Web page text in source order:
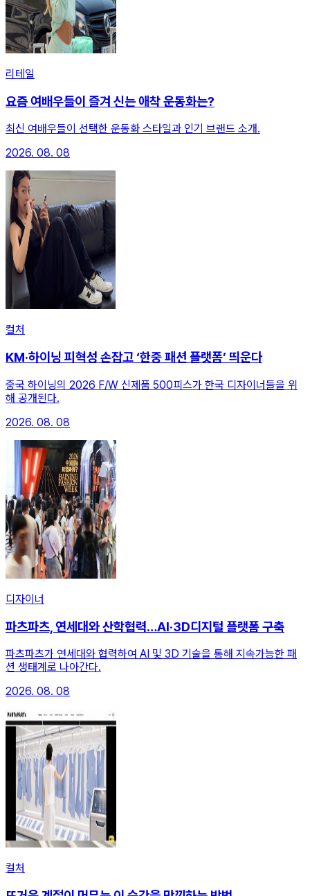
리테일
요즘 여배우들이 즐겨 신는 애착 운동화는?
최신 여배우들이 선택한 운동화 스타일과 인기 브랜드 소개.
2026. 08. 08
컬처
KM·하이닝 피혁성 손잡고 ‘한중 패션 플랫폼’ 띄운다
중국 하이닝의 2026 F/W 신제품 500피스가 한국 디자이너들을 위
해 공개된다.
2026. 08. 08
디자이너
파츠파츠, 연세대와 산학협력…AI·3D디지털 플랫폼 구축
파츠파츠가 연세대와 협력하여 AI 및 3D 기술을 통해 지속가능한 패
션 생태계로 나아간다.
2026. 08. 08
컬처